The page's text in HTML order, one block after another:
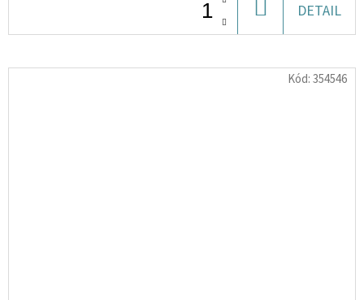
KOŠÍKU
DETAIL
Kód:354546